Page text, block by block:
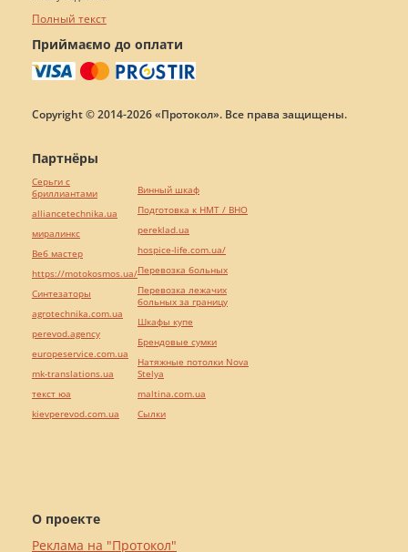
Полный текст
Приймаємо до оплати
Copyright © 2014-2026 «Протокол». Все права защищены.
О проекте
Реклама на "Протокол"
Партнёры
Серьги с
бриллиантами
alliancetechnika.ua
миралинкс
Веб мастер
https://motokosmos.ua/
Синтезаторы
agrotechnika.com.ua
perevod.agency
europeservice.com.ua
mk-translations.ua
текст юа
kievperevod.com.ua
Винный шкаф
Подготовка к НМТ / ВНО
pereklad.ua
hospice-life.com.ua/
Перевозка больных
Перевозка лежачих
больных за границу
Шкафы купе
Брендовые сумки
Натяжные потолки Nova
Stelya
maltina.com.ua
Cылки